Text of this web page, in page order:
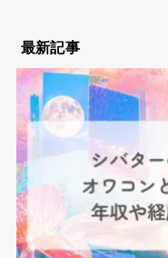
最新記事